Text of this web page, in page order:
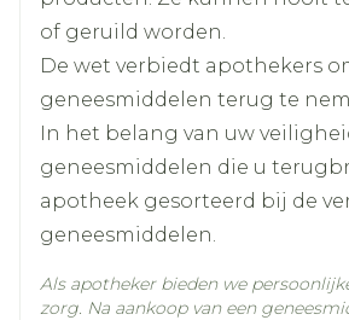
Actieve
Ingrediënten
Behoud
25°C)
of geruild worden.
De wet verbiedt apothekers
geneesmiddelen terug te
In het belang van uw
geneesmiddelen die u
apotheek gesorteerd bij de
geneesmiddelen.
Als apotheker bieden we
zorg. Na aankoop van een